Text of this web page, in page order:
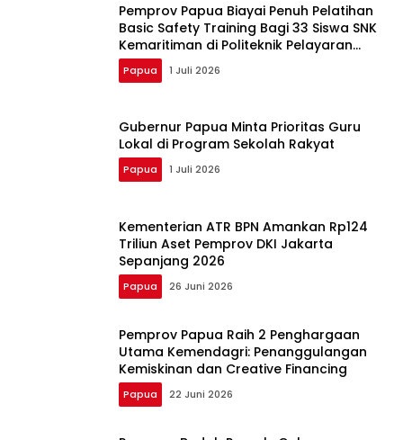
Pemprov Papua Biayai Penuh Pelatihan
Basic Safety Training Bagi 33 Siswa SNK
Kemaritiman di Politeknik Pelayaran
Sorong
Papua 1 Juli 2026
Gubernur Papua Minta Prioritas Guru
Lokal di Program Sekolah Rakyat
Papua 1 Juli 2026
Kementerian ATR BPN Amankan Rp124
Triliun Aset Pemprov DKI Jakarta
Sepanjang 2026
Papua 26 Juni 2026
Pemprov Papua Raih 2 Penghargaan
Utama Kemendagri: Penanggulangan
Kemiskinan dan Creative Financing
Papua 22 Juni 2026